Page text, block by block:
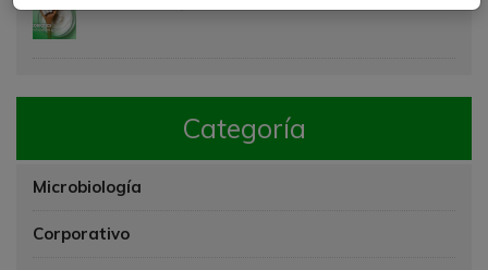
Categoría
Microbiología
Corporativo